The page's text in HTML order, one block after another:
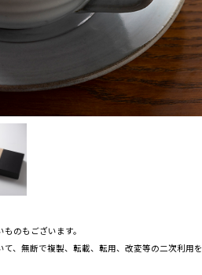
のもございます。
、無断で複製、転載、転用、改変等の二次利用